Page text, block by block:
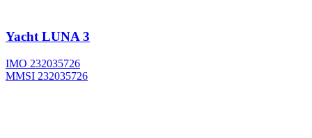
Yacht LUNA 3
IMO 232035726
MMSI 232035726